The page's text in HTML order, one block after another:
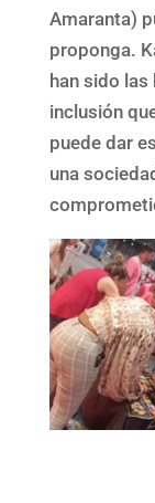
Amaranta)
proponga.
han sido las
inclusión
puede dar
una